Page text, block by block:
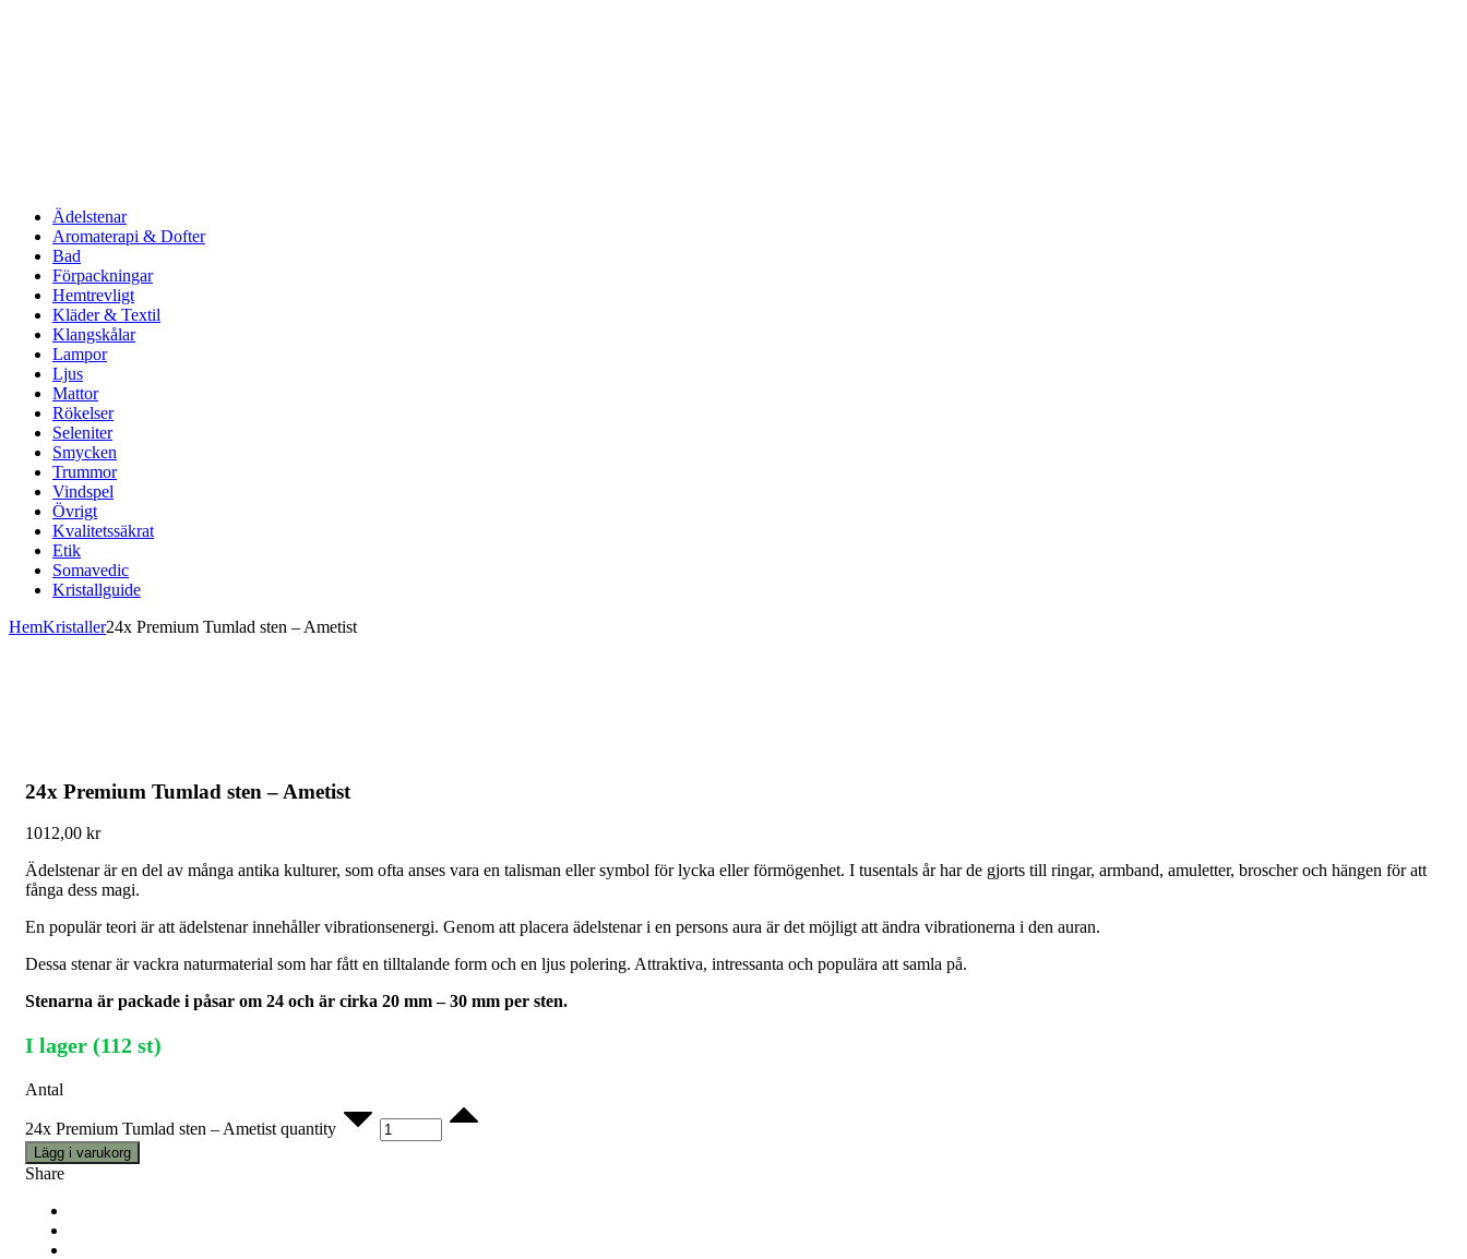
Ädelstenar
Aromaterapi & Dofter
Bad
Förpackningar
Hemtrevligt
Kläder & Textil
Klangskålar
Lampor
Ljus
Mattor
Rökelser
Seleniter
Smycken
Trummor
Vindspel
Övrigt
Kvalitetssäkrat
Etik
Somavedic
Kristallguide
HemKristaller24x Premium Tumlad sten – Ametist
24x Premium Tumlad sten – Ametist
1012,00 kr
Ädelstenar är en del av många antika kulturer, som ofta anses vara en talisman eller symbol för lycka eller förmögenhet. I tusentals år har de gjorts till ringar, armband, amuletter, broscher och hängen för att
fånga dess magi.
En populär teori är att ädelstenar innehåller vibrationsenergi. Genom att placera ädelstenar i en persons aura är det möjligt att ändra vibrationerna i den auran.
Dessa stenar är vackra naturmaterial som har fått en tilltalande form och en ljus polering. Attraktiva, intressanta och populära att samla på.
Stenarna är packade i påsar om 24 och är cirka 20 mm – 30 mm per sten.
I lager (112 st)
Antal
24x Premium Tumlad sten – Ametist quantity
Lägg i varukorg
Share